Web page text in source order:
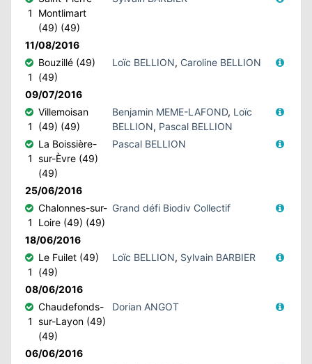
1
Montlimart
(49) (49)
11/08/2016
1
Bouzillé (49)
(49)
Loïc BELLION, Caroline BELLION
09/07/2016
1
Villemoisan
(49) (49)
Benjamin MEME-LAFOND, Loïc
BELLION, Pascal BELLION
1
La Boissière-
sur-Èvre (49)
(49)
Pascal BELLION
25/06/2016
1
Chalonnes-sur-
Loire (49) (49)
Grand défi Biodiv Collectif
18/06/2016
1
Le Fuilet (49)
(49)
Loïc BELLION, Sylvain BARBIER
08/06/2016
1
Chaudefonds-
sur-Layon (49)
(49)
Dorian ANGOT
06/06/2016